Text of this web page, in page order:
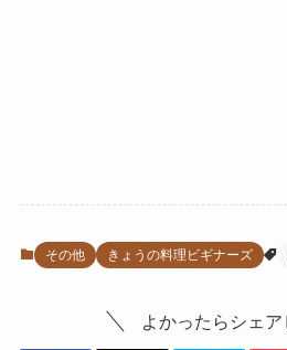
その他 きょうの料理ビギナーズ
よかったらシェア